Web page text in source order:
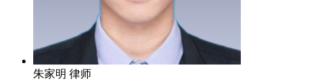
朱家明 律师